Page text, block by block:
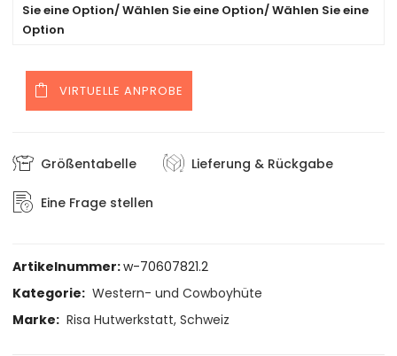
Sie eine Option/ Wählen Sie eine Option/ Wählen Sie eine
Option
VIRTUELLE ANPROBE
Größentabelle Lieferung & Rückgabe
Eine Frage stellen
Artikelnummer:w-70607821.2
Kategorie: Western- und Cowboyhüte
Marke: Risa Hutwerkstatt, Schweiz